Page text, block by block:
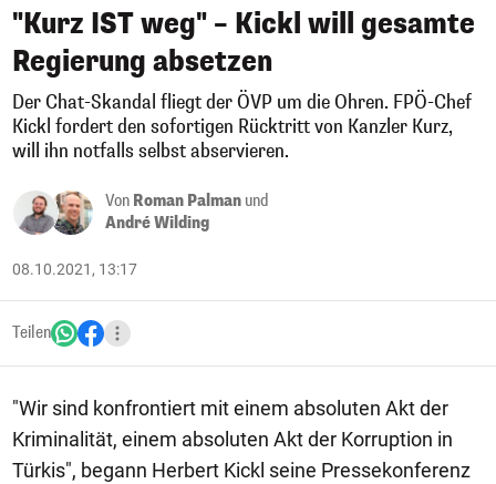
"Kurz IST weg" – Kickl will gesamte
Regierung absetzen
Der Chat-Skandal fliegt der ÖVP um die Ohren. FPÖ-Chef
Kickl fordert den sofortigen Rücktritt von Kanzler Kurz,
will ihn notfalls selbst abservieren.
Von Roman Palman und
André Wilding
08.10.2021, 13:17
Teilen
"Wir sind konfrontiert mit einem absoluten Akt der
Kriminalität, einem absoluten Akt der Korruption in
Türkis", begann Herbert Kickl seine Pressekonferenz